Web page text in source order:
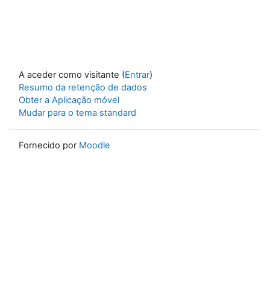
A aceder como visitante (Entrar)
Resumo da retenção de dados
Obter a Aplicação móvel
Mudar para o tema standard
Fornecido por Moodle